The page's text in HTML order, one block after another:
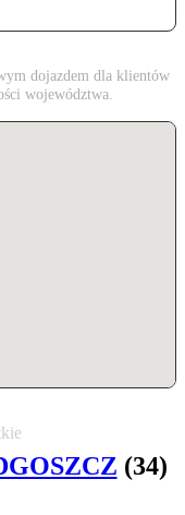
dojazdem dla klientów
województwa.
(34)